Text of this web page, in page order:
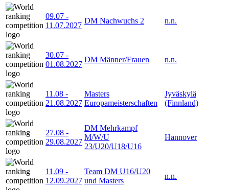
09.07 -
11.07.2027
DM Nachwuchs 2 n.n.
30.07 -
01.08.2027
DM Männer/Frauen n.n.
11.08 -
21.08.2027
Masters
Europameisterschaften
Jyväskylä
(Finnland)
27.08 -
29.08.2027
DM Mehrkampf
M/W/U
23/U20/U18/U16
Hannover
11.09 -
12.09.2027
Team DM U16/U20
und Masters
n.n.